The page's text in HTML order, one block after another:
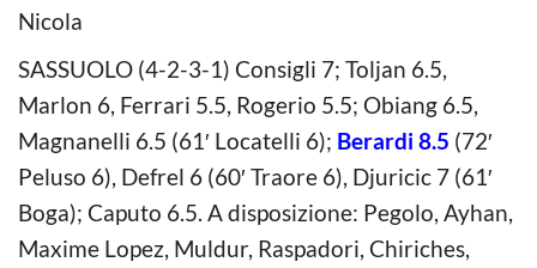
Nicola
SASSUOLO (4-2-3-1) Consigli 7; Toljan 6.5,
Marlon 6, Ferrari 5.5, Rogerio 5.5; Obiang 6.5,
Magnanelli 6.5 (61′ Locatelli 6); Berardi 8.5 (72′
Peluso 6), Defrel 6 (60′ Traore 6), Djuricic 7 (61′
Boga); Caputo 6.5. A disposizione: Pegolo, Ayhan,
Maxime Lopez, Muldur, Raspadori, Chiriches,